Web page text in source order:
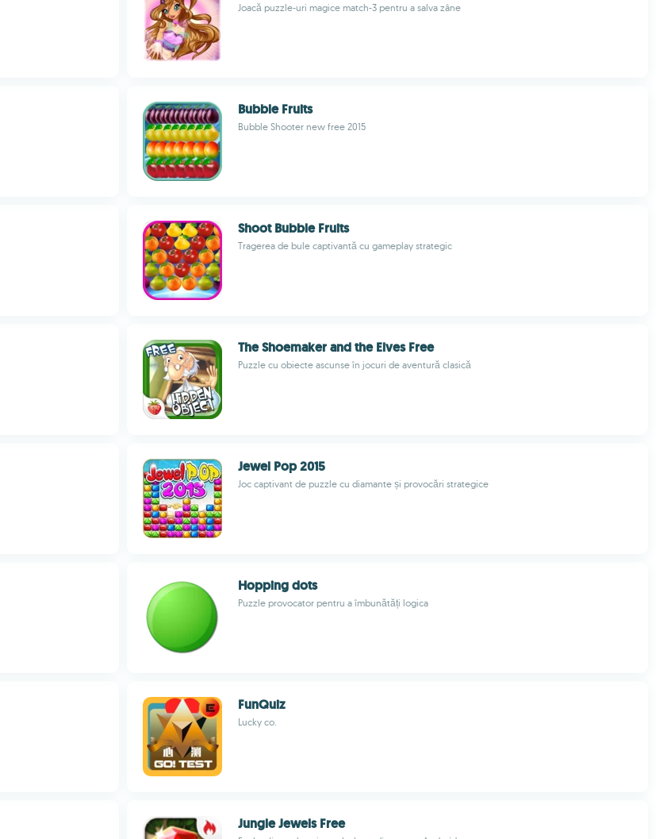
Joacă puzzle-uri magice match-3 pentru a salva zâne
Bubble Fruits
Bubble Shooter new free 2015
Shoot Bubble Fruits
Tragerea de bule captivantă cu gameplay strategic
The Shoemaker and the Elves Free
Puzzle cu obiecte ascunse în jocuri de aventură clasică
Jewel Pop 2015
Joc captivant de puzzle cu diamante și provocări strategice
Hopping dots
Puzzle provocator pentru a îmbunătăți logica
FunQuiz
Lucky co.
Jungle Jewels Free